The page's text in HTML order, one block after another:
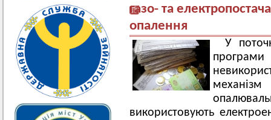
газо- та
опалення
У
механізм
використовують